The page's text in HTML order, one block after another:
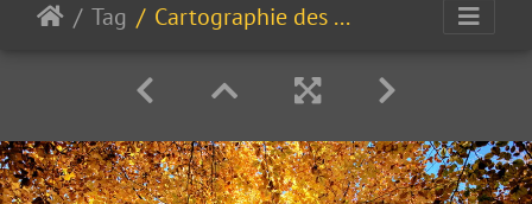
Tag Cartographie des monts dorés